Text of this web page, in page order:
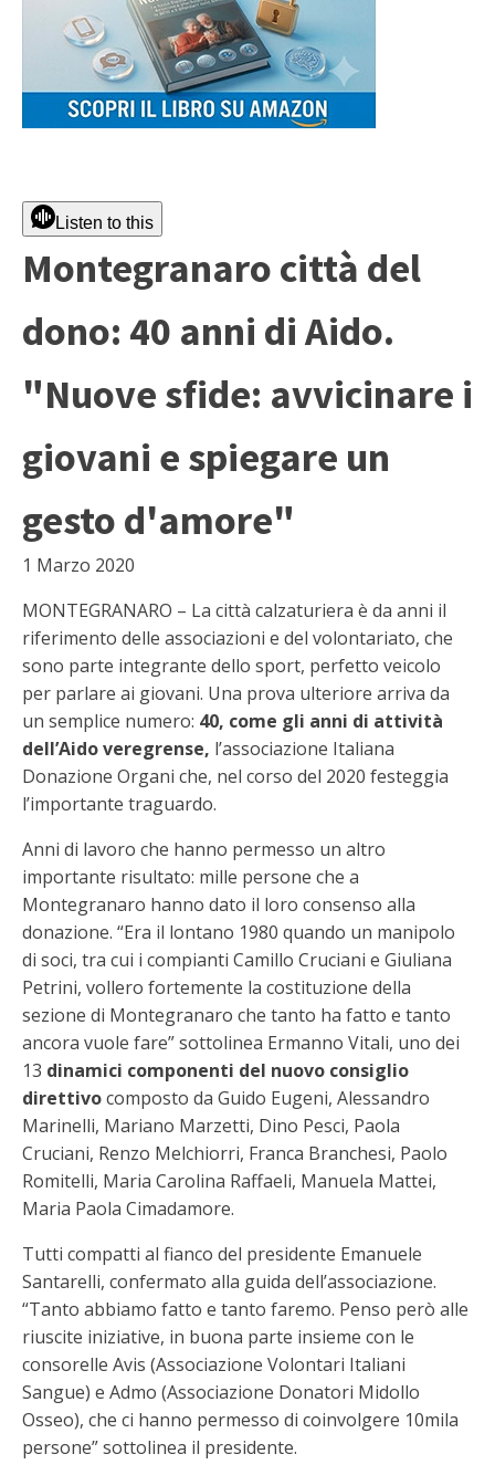
Listen to this
Montegranaro città del
dono: 40 anni di Aido.
"Nuove sfide: avvicinare i
giovani e spiegare un
gesto d'amore"
1 Marzo 2020
MONTEGRANARO – La città calzaturiera è da anni il
riferimento delle associazioni e del volontariato, che
sono parte integrante dello sport, perfetto veicolo
per parlare ai giovani. Una prova ulteriore arriva da
un semplice numero: 40, come gli anni di attività
dell’Aido veregrense, l’associazione Italiana
Donazione Organi che, nel corso del 2020 festeggia
l’importante traguardo.
Anni di lavoro che hanno permesso un altro
importante risultato: mille persone che a
Montegranaro hanno dato il loro consenso alla
donazione. “Era il lontano 1980 quando un manipolo
di soci, tra cui i compianti Camillo Cruciani e Giuliana
Petrini, vollero fortemente la costituzione della
sezione di Montegranaro che tanto ha fatto e tanto
ancora vuole fare” sottolinea Ermanno Vitali, uno dei
13 dinamici componenti del nuovo consiglio
direttivocomposto da Guido Eugeni, Alessandro
Marinelli, Mariano Marzetti, Dino Pesci, Paola
Cruciani, Renzo Melchiorri, Franca Branchesi, Paolo
Romitelli, Maria Carolina Raffaeli, Manuela Mattei,
Maria Paola Cimadamore.
Tutti compatti al fianco del presidente Emanuele
Santarelli, confermato alla guida dell’associazione.
“Tanto abbiamo fatto e tanto faremo. Penso però alle
riuscite iniziative, in buona parte insieme con le
consorelle Avis (Associazione Volontari Italiani
Sangue) e Admo (Associazione Donatori Midollo
Osseo), che ci hanno permesso di coinvolgere 10mila
persone” sottolinea il presidente.